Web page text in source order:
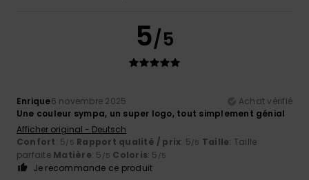
5/5
Enrique6 novembre 2025
Achat vérifié
Une couleur sympa, un super logo, tout simplement génial
Afficher original - Deutsch
Confort: 5/5 Rapport qualité / prix: 5/5 Taille: Taille
parfaite Matière: 5 /5 Coloris: 5 /5
Je recommande ce produit